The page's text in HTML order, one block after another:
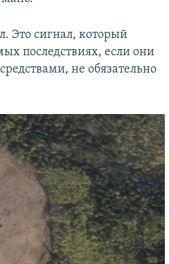
Это сигнал, который
последствиях, если они
не обязательно